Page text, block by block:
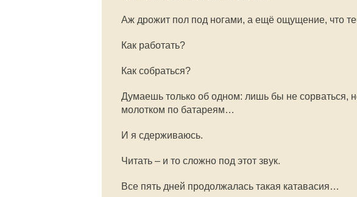
Аж дрожит пол под ногами, а ещё ощущение, что
Как работать?
Как собраться?
Думаешь только об одном: лишь бы не сорваться,
молотком по батареям…
И я сдерживаюсь.
Читать – и то сложно под этот звук.
Все пять дней продолжалась такая катавасия…